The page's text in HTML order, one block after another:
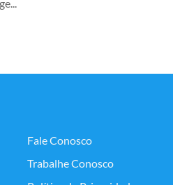
Fale Conosco
Trabalhe Conosco